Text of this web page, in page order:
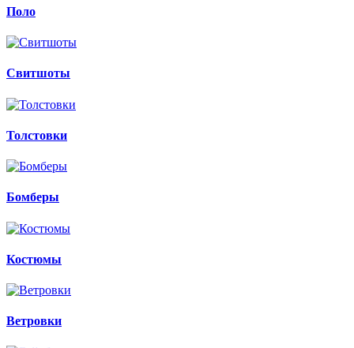
Поло
Свитшоты
Толстовки
Бомберы
Костюмы
Ветровки